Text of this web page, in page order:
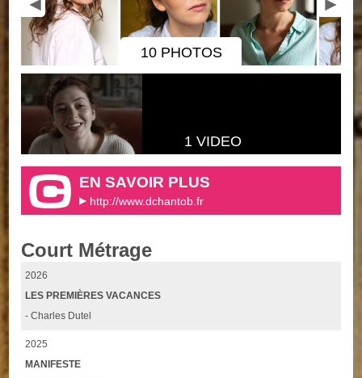
10 PHOTOS
1 VIDEO
EN SAVOIR PLUS
http://www.dchantob.fr
Court Métrage
2026
LES PREMIÈRES VACANCES
- Charles Dutel
2025
MANIFESTE